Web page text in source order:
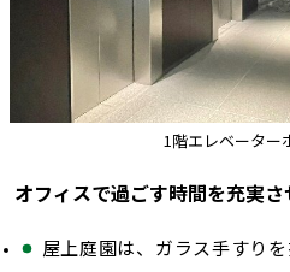
1階エレベーター
オフィスで過ごす時間を充実さ
屋上庭園は、ガラス手すり